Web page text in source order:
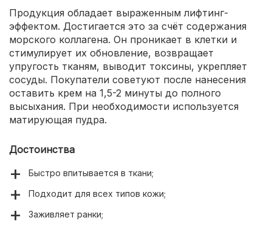
Продукция обладает выраженным лифтинг-
эффектом. Достигается это за счёт содержания
морского коллагена. Он проникает в клетки и
стимулирует их обновление, возвращает
упругость тканям, выводит токсины, укрепляет
сосуды. Покупатели советуют после нанесения
оставить крем на 1,5-2 минуты до полного
высыхания. При необходимости используется
матирующая пудра.
Достоинства
Быстро впитывается в ткани;
Подходит для всех типов кожи;
Заживляет ранки;